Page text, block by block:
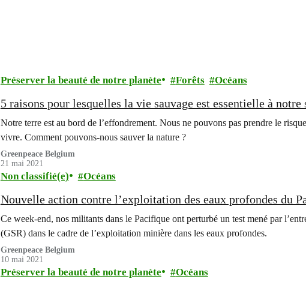
Préserver la beauté de notre planète Forêts Océans
5 raisons pour lesquelles la vie sauvage est essentielle à notre
Notre terre est au bord de l’effondrement. Nous ne pouvons pas prendre le
vivre. Comment pouvons-nous sauver la nature ?
Greenpeace Belgium
21 mai 2021
Non classifié(e) Océans
Nouvelle action contre l’exploitation des eaux profondes du
Ce week-end, nos militants dans le Pacifique ont perturbé un test mené par
(GSR) dans le cadre de l’exploitation minière dans les eaux profondes.
Greenpeace Belgium
10 mai 2021
Préserver la beauté de notre planète Océans